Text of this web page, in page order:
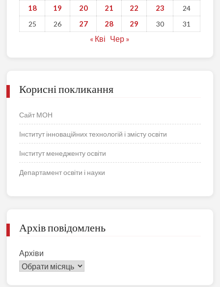
18 19 20 21 22 23
24
25
26 27 28 29 30 31
« Кві Чер »
Корисні покликання
Сайт МОН
Інститут інноваційних технологій і змісту освіти
Інститут менедженту освіти
Департамент освіти і науки
Архів повідомлень
Архіви